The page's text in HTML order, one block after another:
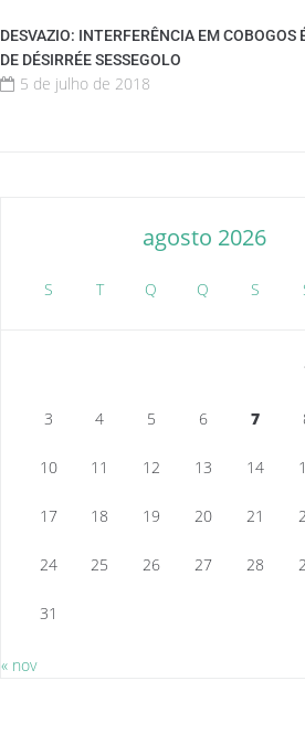
DESVAZIO: INTERFERÊNCIA EM COBOGOS
DE DÉSIRRÉE SESSEGOLO
5 de julho de 2018
agosto 2026
S T Q Q S
3 4 5 6 7
10 11 12 13 14
17 18 19 20 21
24 25 26 27 28
31
« nov